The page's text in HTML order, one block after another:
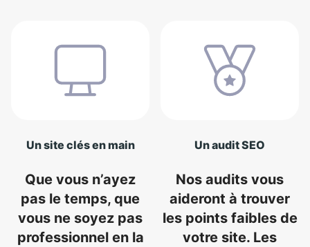
Un site clés en main
Que vous n’ayez
pas le temps, que
vous ne soyez pas
professionnel en la
Un audit SEO
Nos audits vous
aideront à trouver
les points faibles de
votre site. Les